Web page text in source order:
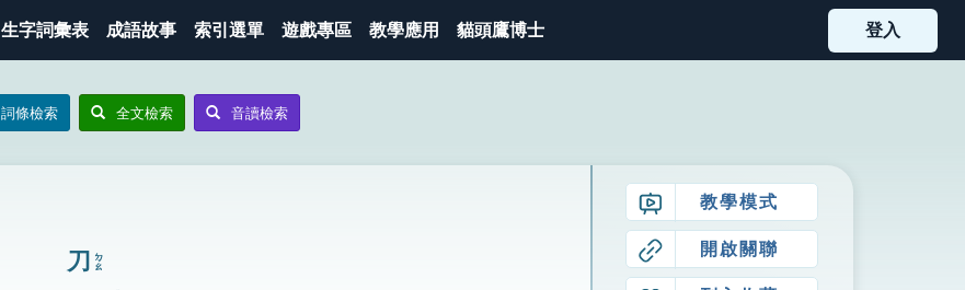
生字詞彙表 成語故事 索引選單 遊戲專區 教學應用 貓頭鷹博士 登入
詞條檢索 全文檢索 音讀檢索
刀 ㄉㄠ
教學模式
開啟關聯